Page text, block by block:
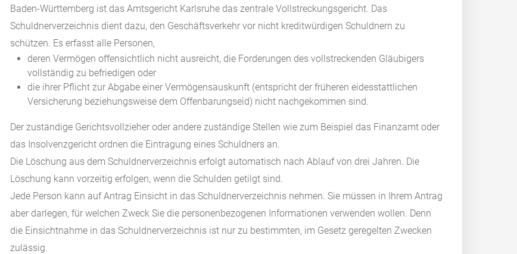
Baden-Württemberg ist das Amtsgericht Karlsruhe das zentrale Vollstreckungsgericht. Das
Schuldnerverzeichnis dient dazu, den Geschäftsverkehr vor nicht kreditwürdigen Schuldnern zu
schützen. Es erfasst alle Personen,
deren Vermögen offensichtlich nicht ausreicht, die Forderungen des vollstreckenden Gläubigers
vollständig zu befriedigen oder
die ihrer Pflicht zur Abgabe einer Vermögensauskunft (entspricht der früheren eidesstattlichen
Versicherung beziehungsweise dem Offenbarungseid) nicht nachgekommen sind.
Der zuständige Gerichtsvollzieher oder andere zuständige Stellen wie zum Beispiel das Finanzamt oder
das Insolvenzgericht ordnen die Eintragung eines Schuldners an.
Die Löschung aus dem Schuldnerverzeichnis erfolgt automatisch nach Ablauf von drei Jahren. Die
Löschung kann vorzeitig erfolgen, wenn die Schulden getilgt sind.
Jede Person kann auf Antrag Einsicht in das Schuldnerverzeichnis nehmen. Sie müssen in Ihrem Antrag
aber darlegen, für welchen Zweck Sie die personenbezogenen Informationen verwenden wollen. Denn
die Einsichtnahme in das Schuldnerverzeichnis ist nur zu bestimmten, im Gesetz geregelten Zwecken
zulässig.